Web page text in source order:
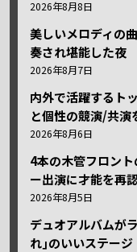
2026年8月8日
美しいメロディの
奏され堪能した夜
2026年8月7日
内外で活躍するト
と個性の競演/共演
2026年8月6日
4本の木管フロン
ー出演に才能を再
2026年8月5日
デュオアルバムが
れ｣のいいステージ